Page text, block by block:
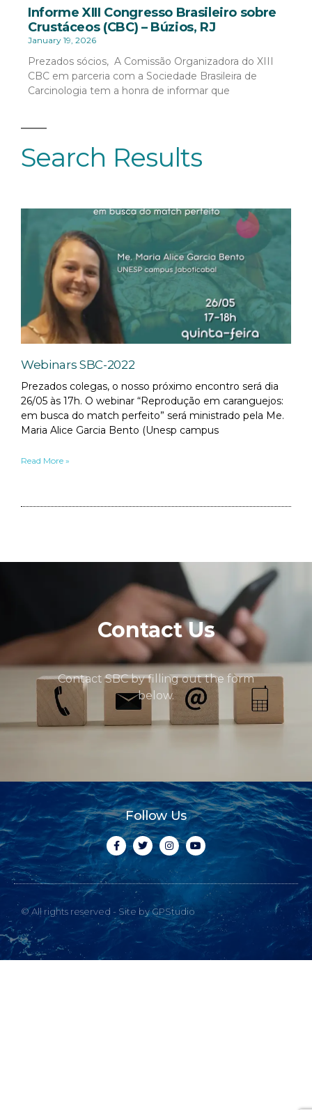
Search Results
Webinars SBC-2022
Prezados colegas, o nosso próximo encontro será dia
26/05 às 17h. O webinar “Reprodução em caranguejos:
em busca do match perfeito” será ministrado pela Me.
Maria Alice Garcia Bento (Unesp campus
Read More »
Informe XIII Congresso Brasileiro sobre
Crustáceos (CBC) – Búzios, RJ
January 19, 2026
Prezados sócios, A Comissão Organizadora do XIII
CBC em parceria com a Sociedade Brasileira de
Carcinologia tem a honra de informar que
Contact Us
Contact SBC by filling out the form
below.
Follow Us
© All rights reserved - Site by GPStudio